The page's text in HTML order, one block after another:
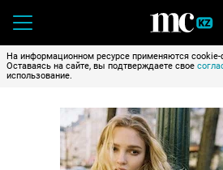
На информационном ресурсе применяются
Оставаясь на сайте, вы подтверждаете свое
использование.